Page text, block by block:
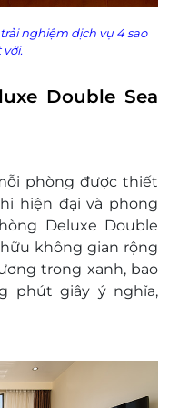
(9h00-20h00):
tính phí hủy
trước ngày đến:
đơn đăt phòng
đến: Tính 100%
đến: Tính 100%
giường cũi cho
nghiệm dịch vụ 4 sao
Double Sea
phòng được thiết
hiện đại và phong
Deluxe Double
không gian rộng
trong xanh, bao
phút giây ý nghĩa,